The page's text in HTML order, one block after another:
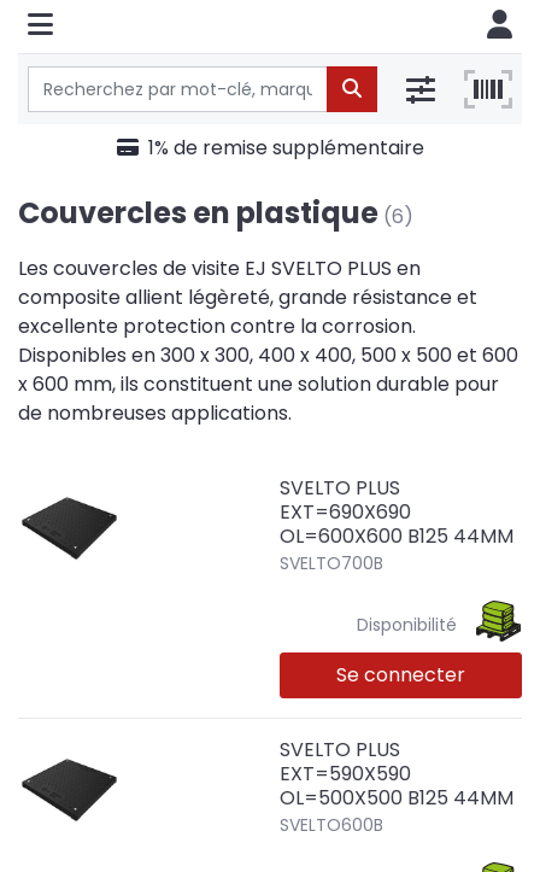
1% de remise supplémentaire
Couvercles en plastique (6)
Les couvercles de visite EJ SVELTO PLUS en
composite allient légèreté, grande résistance et
excellente protection contre la corrosion.
Disponibles en 300 x 300, 400 x 400, 500 x 500 et 600
x 600 mm, ils constituent une solution durable pour
de nombreuses applications.
SVELTO PLUS
EXT=690X690
OL=600X600 B125 44MM
SVELTO700B
Disponibilité
Se connecter
SVELTO PLUS
EXT=590X590
OL=500X500 B125 44MM
SVELTO600B